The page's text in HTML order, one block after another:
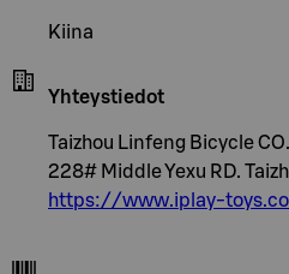
Kiina
Yhteystiedot
Taizhou Linfeng Bicycle
228# Middle Yexu RD.
https://www.iplay-